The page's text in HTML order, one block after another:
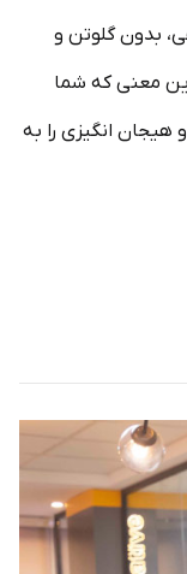
بدون گلوتن و
معنی که شما
انگیزی را به